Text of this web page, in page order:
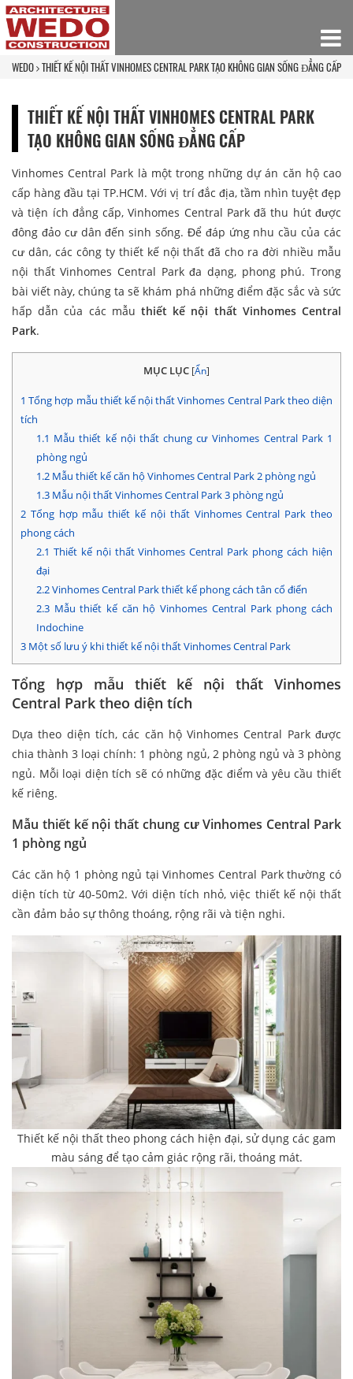
WEDO THIẾT KẾ NỘI THẤT VINHOMES CENTRAL PARK TẠO KHÔNG GIAN SỐNG ĐẲNG CẤP
THIẾT KẾ NỘI THẤT VINHOMES CENTRAL PARK
TẠO KHÔNG GIAN SỐNG ĐẲNG CẤP
Vinhomes Central Park là một trong những dự án căn hộ cao
cấp hàng đầu tại TP.HCM. Với vị trí đắc địa, tầm nhìn tuyệt đẹp
và tiện ích đẳng cấp, Vinhomes Central Park đã thu hút được
đông đảo cư dân đến sinh sống. Để đáp ứng nhu cầu của các
cư dân, các công ty thiết kế nội thất đã cho ra đời nhiều mẫu
nội thất Vinhomes Central Park đa dạng, phong phú. Trong
bài viết này, chúng ta sẽ khám phá những điểm đặc sắc và sức
hấp dẫn của các mẫu thiết kế nội thất Vinhomes Central
Park.
MỤC LỤC [Ẩn]
1 Tổng hợp mẫu thiết kế nội thất Vinhomes Central Park theo diện
tích
1.1 Mẫu thiết kế nội thất chung cư Vinhomes Central Park 1
phòng ngủ
1.2Mẫu thiết kế căn hộ Vinhomes Central Park 2 phòng ngủ
1.3Mẫu nội thất Vinhomes Central Park 3 phòng ngủ
2 Tổng hợp mẫu thiết kế nội thất Vinhomes Central Park theo
phong cách
2.1 Thiết kế nội thất Vinhomes Central Park phong cách hiện
đại
2.2Vinhomes Central Park thiết kế phong cách tân cổ điển
2.3Mẫu thiết kế căn hộ Vinhomes Central Park phong cách
Indochine
3 Một số lưu ý khi thiết kế nội thất Vinhomes Central Park
Tổng hợp mẫu thiết kế nội thất Vinhomes
Central Park theo diện tích
Dựa theo diện tích, các căn hộ Vinhomes Central Park được
chia thành 3 loại chính: 1 phòng ngủ, 2 phòng ngủ và 3 phòng
ngủ. Mỗi loại diện tích sẽ có những đặc điểm và yêu cầu thiết
kế riêng.
Mẫu thiết kế nội thất chung cư Vinhomes Central Park
1 phòng ngủ
Các căn hộ 1 phòng ngủ tại Vinhomes Central Park thường có
diện tích từ 40-50m2. Với diện tích nhỏ, việc thiết kế nội thất
cần đảm bảo sự thông thoáng, rộng rãi và tiện nghi.
Thiết kế nội thất theo phong cách hiện đại, sử dụng các gam
màu sáng để tạo cảm giác rộng rãi, thoáng mát.